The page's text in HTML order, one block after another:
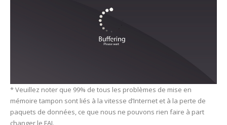
* Veuillez noter que 99% de tous les problèmes de mise en
mémoire tampon sont liés à la vitesse d’Internet et à la perte de
paquets de données, ce que nous ne pouvons rien faire à part
changer le FAI.